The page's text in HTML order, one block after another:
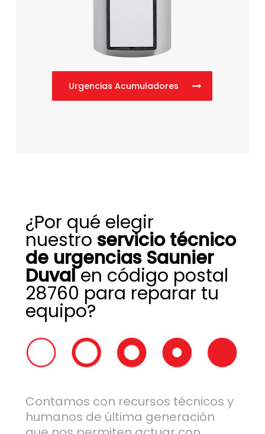
Urgencias Acumuladores
¿Por qué elegir
nuestro servicio técnico
de urgencias Saunier
Duvalen código postal
28760 para reparar tu
equipo?
Contamos con recursos técnicos y
humanos de última generación